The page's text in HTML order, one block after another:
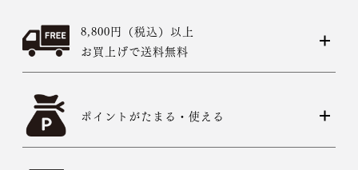
8,800円（税込）以上
お買上げで送料無料
ポイントがたまる・使える